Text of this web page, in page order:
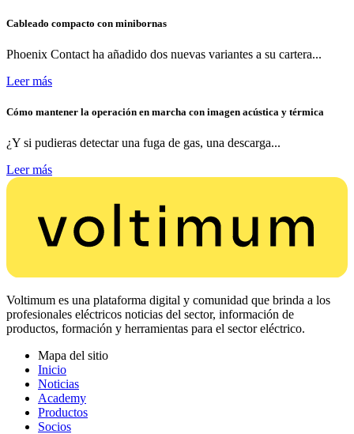
Cableado compacto con minibornas
Phoenix Contact ha añadido dos nuevas variantes a su cartera...
Leer más
Cómo mantener la operación en marcha con imagen acústica y térmica
¿Y si pudieras detectar una fuga de gas, una descarga...
Leer más
Voltimum es una plataforma digital y comunidad que brinda a los
profesionales eléctricos noticias del sector, información de
productos, formación y herramientas para el sector eléctrico.
Mapa del sitio
Inicio
Noticias
Academy
Productos
Socios